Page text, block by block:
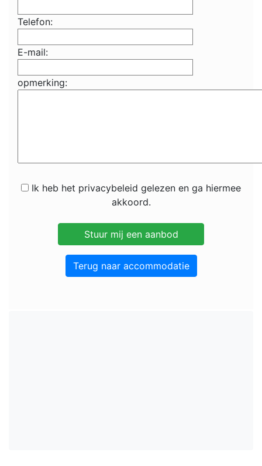
Telefon:
E-mail:
opmerking:
Ik heb het privacybeleid gelezen en ga hiermee
akkoord.
Terug naar accommodatie